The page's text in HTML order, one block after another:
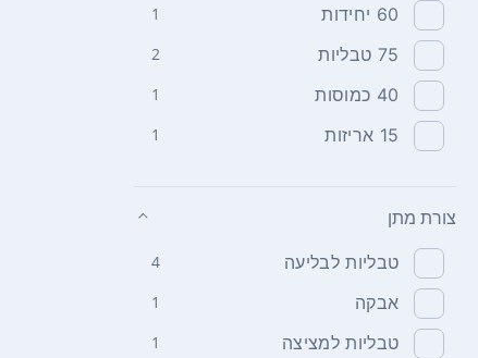
60 יחידות 1
75 טבליות 2
40 כמוסות 1
15 אריזות 1
צורת מתן
טבליות לבליעה 4
אבקה 1
טבליות למציצה 1